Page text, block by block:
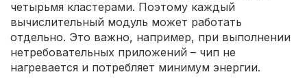
четырьмя кластерами. Поэтому каждый
вычислительный модуль может работать
отдельно. Это важно, например, при выполнении
нетребовательных приложений – чип не
нагревается и потребляет минимум энергии.